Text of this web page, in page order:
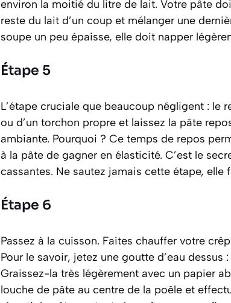
environ la moitié du litre de lait. Votre pâte
reste du lait d’un coup et mélanger une
soupe un peu épaisse, elle doit napper
Étape 5
L’étape cruciale que beaucoup négligent : le
ou d’un torchon propre et laissez la pâte
ambiante. Pourquoi ? Ce temps de repos
à la pâte de gagner en élasticité. C’est le
cassantes. Ne sautez jamais cette étape, elle
Étape 6
Passez à la cuisson. Faites chauffer votre
Pour le savoir, jetez une goutte d’eau dessus
Graissez-la très légèrement avec un papier
louche de pâte au centre de la poêle et